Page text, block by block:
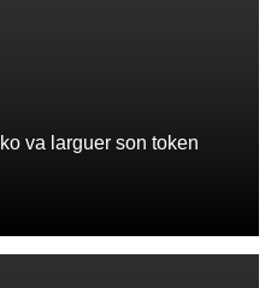
va larguer son token